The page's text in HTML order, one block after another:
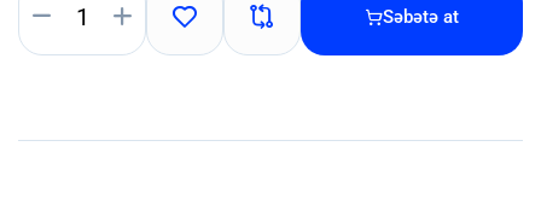
Səbətə at